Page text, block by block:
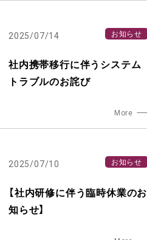
2025/07/14 お知らせ
社内携帯移行に伴うシステム
トラブルのお詫び
2025/07/10 お知らせ
【社内研修に伴う臨時休業のお
知らせ】